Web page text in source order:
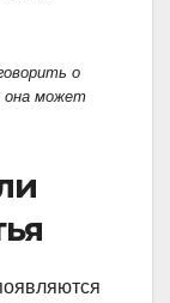
о
она может